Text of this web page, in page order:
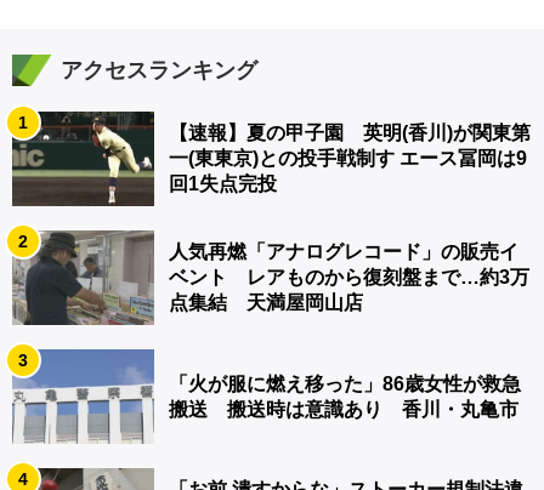
アクセスランキング
1
【速報】夏の甲子園 英明(香川)が関東第
一(東東京)との投手戦制す エース冨岡は9
回1失点完投
2
人気再燃「アナログレコード」の販売イ
ベント レアものから復刻盤まで…約3万
点集結 天満屋岡山店
3
「火が服に燃え移った」86歳女性が救急
搬送 搬送時は意識あり 香川・丸亀市
4